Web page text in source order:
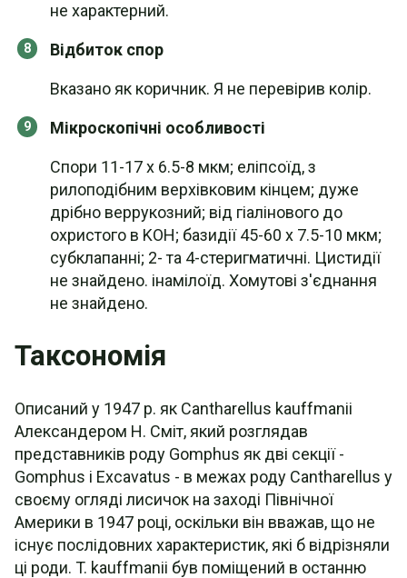
не характерний.
Відбиток спор
Вказано як коричник. Я не перевірив колір.
Мікроскопічні особливості
Спори 11-17 х 6.5-8 мкм; еліпсоїд, з
рилоподібним верхівковим кінцем; дуже
дрібно веррукозний; від гіалінового до
охристого в KOH; базидії 45-60 x 7.5-10 мкм;
субклапанні; 2- та 4-стеригматичні. Цистидії
не знайдено. інамілоїд. Хомутові з'єднання
не знайдено.
Таксономія
Описаний у 1947 р. як Cantharellus kauffmanii
Александером H. Сміт, який розглядав
представників роду Gomphus як дві секції -
Gomphus і Excavatus - в межах роду Cantharellus у
своєму огляді лисичок на заході Північної
Америки в 1947 році, оскільки він вважав, що не
існує послідовних характеристик, які б відрізняли
ці роди. T. kauffmanii був поміщений в останню